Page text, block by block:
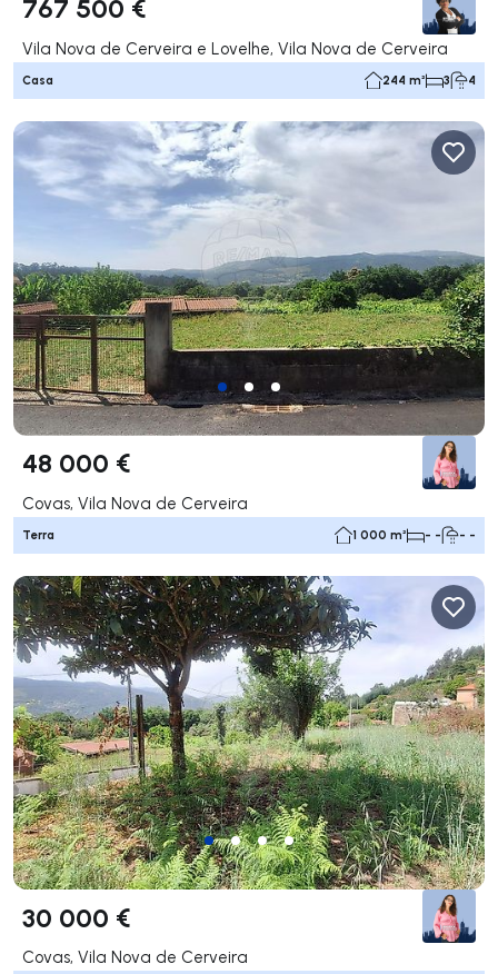
767 500 €
Vila Nova de Cerveira e Lovelhe, Vila Nova de Cerveira
Casa 244 m² 3 4
48 000 €
Covas, Vila Nova de Cerveira
Terra 1 000 m² - - - -
30 000 €
Covas, Vila Nova de Cerveira